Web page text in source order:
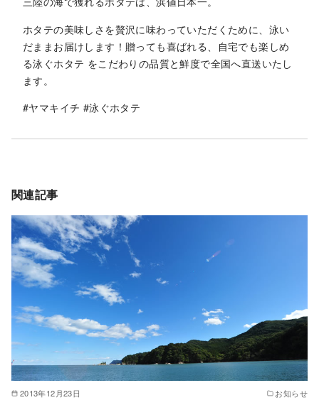
ホタテの美味しさを贅沢に味わっていただくために、泳い
だままお届けします！贈っても喜ばれる、自宅でも楽しめ
る泳ぐホタテ をこだわりの品質と鮮度で全国へ直送いたし
ます。
#ヤマキイチ #泳ぐホタテ
関連記事
2013年12月23日 お知らせ